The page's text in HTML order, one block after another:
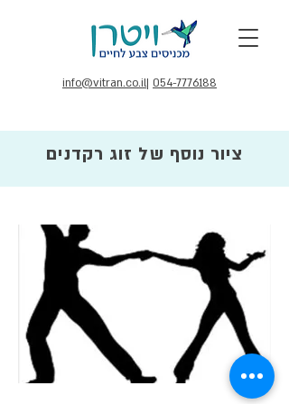
info@vitran.co.il| 054-7776188
ציור נוסף של זוג רקדנים